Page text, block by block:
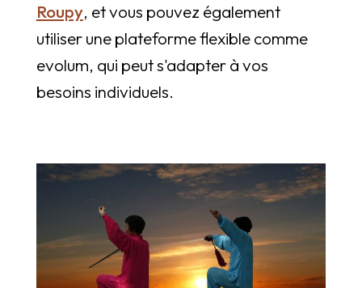
Roupy, et vous pouvez également
utiliser une plateforme flexible comme
evolum, qui peut s'adapter à vos
besoins individuels.